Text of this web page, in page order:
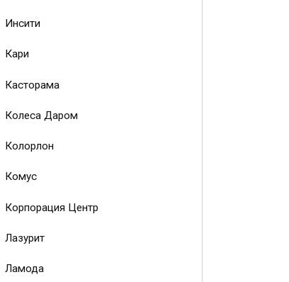
Инсити
Кари
Касторама
Колеса Даром
Колорлон
Комус
Корпорация Центр
Лазурит
Ламода